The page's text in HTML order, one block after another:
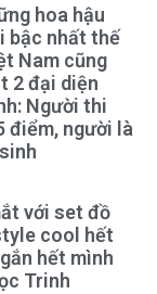
hoa hậu
bậc nhất thế
Nam cũng
2 đại diện
Người thi
điểm, người là
với set đồ
cool hết
hết mình
Trinh